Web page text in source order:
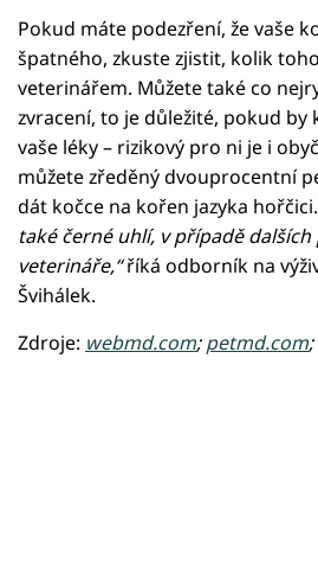
Pokud máte podezření, že vaše
špatného, zkuste zjistit, kolik
veterinářem. Můžete také co
zvracení, to je důležité, pokud by
vaše léky – rizikový pro ni je i
můžete zředěný dvouprocentní
dát kočce na kořen jazyka hořčici.
také černé uhlí, v případě
veterináře,“říká odborník na
Švihálek.
Zdroje: webmd.com;petmd.com;